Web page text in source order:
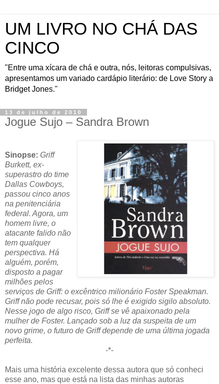
UM LIVRO NO CHÁ DAS
CINCO
"Entre uma xícara de chá e outra, nós, leitoras compulsivas,
apresentamos um variado cardápio literário: de Love Story a
Bridget Jones."
13 de julho de 2010
Jogue Sujo – Sandra Brown
Sinopse: Griff
Burkett, ex-
superastro do time
Dallas Cowboys,
passou cinco anos
na penitenciária
federal. Agora, um
homem livre, o
atacante falido não
tem qualquer
perspectiva. Há
alguém, porém,
disposto a pagar
milhões pelos
serviços de Griff: o excêntrico milionário Foster Speakman.
Griff não pode recusar, pois só lhe é exigido sigilo absoluto.
Nesse jogo de algo risco, Griff se vê apaixonado pela
mulher de Foster. Lançado sob a luz da suspeita de um
novo grime, o futuro de Griff depende de uma última jogada
perfeita.
-*-
Mais uma história excelente dessa autora que só conheci
esse ano, mas que está na lista das minhas autoras